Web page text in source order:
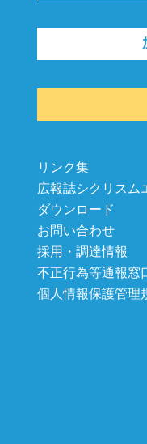
リンク集
広報誌シクリスム
ダウンロード
お問い合わせ
採用・調達情報
不正行為等通報窓
個人情報保護管理